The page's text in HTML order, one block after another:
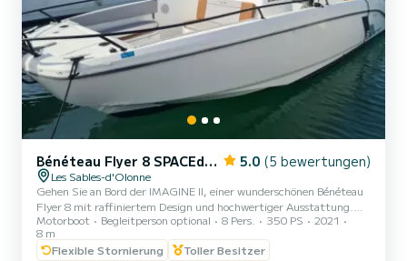
Bénéteau Flyer 8 SPACEdeck 5.0 (5 bewertungen)
Les Sables-d'Olonne
Gehen Sie an Bord der IMAGINE II, einer wunderschönen Bénéteau
Flyer 8 mit raffiniertem Design und hochwertiger Ausstattung.
Mit ihrem Teakholzdeck, den großzügigen Wohnbereichen im Bug
und Heck, dem komfortablen Bolster, der funktionalen Küchenzeile
und dem gemütlichen Salon ist diese Yacht so konzipiert, dass sie
Motorboot Begleitperson optional 8 Pers. 350 PS
2021
8 m
Flexible Stornierung
Toller Besitzer